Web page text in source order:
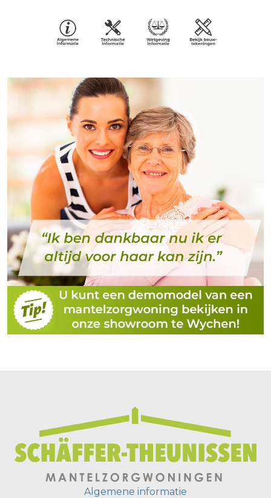
Algemene informatie